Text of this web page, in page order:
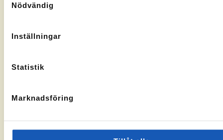
Nödvändig
Inställningar
Statistik
Marknadsföring
Åtvidaberg
Åtvidaberg